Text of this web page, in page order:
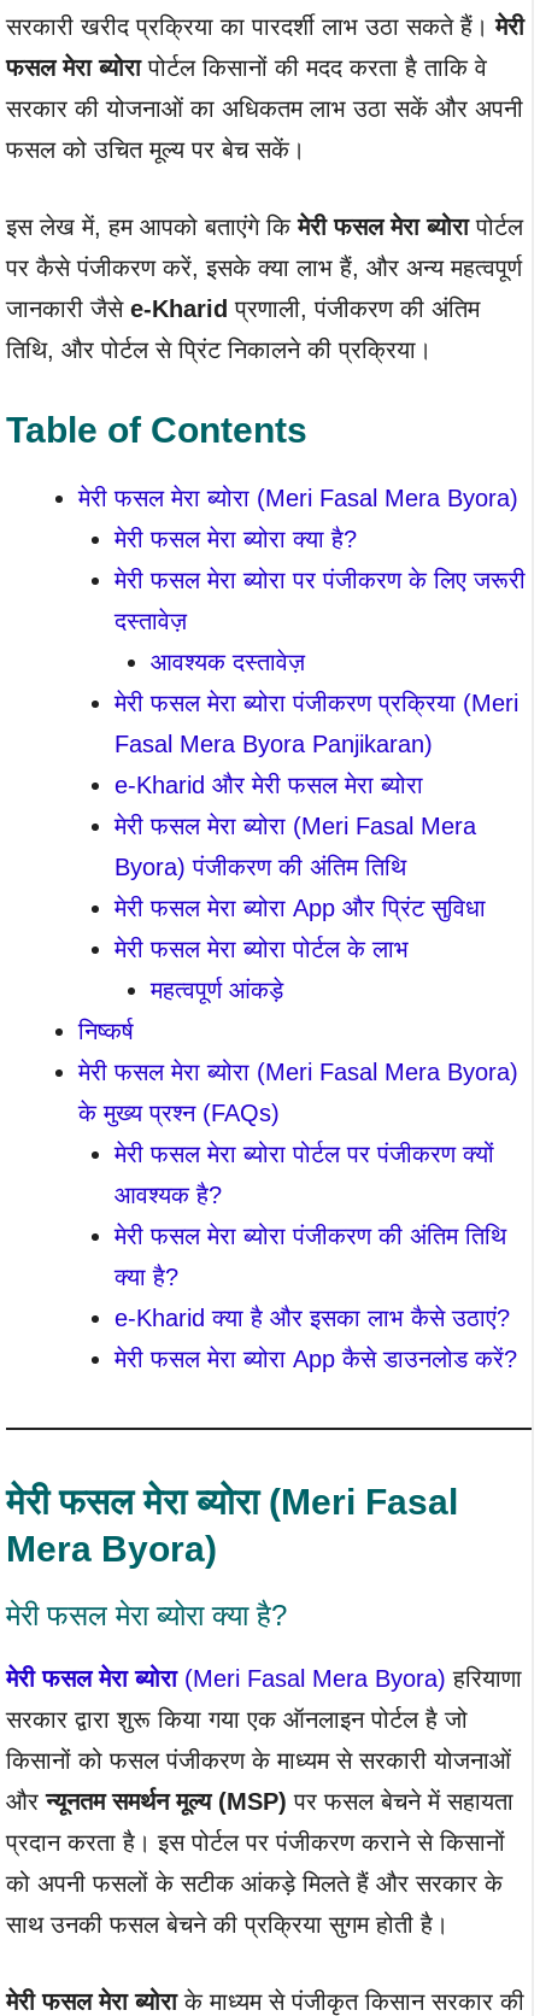
सरकारी खरीद प्रक्रिया का पारदर्शी लाभ उठा सकते हैं।मेरी
फसल मेरा ब्योरापोर्टल किसानों की मदद करता है ताकि वे
सरकार की योजनाओं का अधिकतम लाभ उठा सकें और अपनी
फसल को उचित मूल्य पर बेच सकें।
इस लेख में, हम आपको बताएंगे किमेरी फसल मेरा ब्योरापोर्टल
पर कैसे पंजीकरण करें, इसके क्या लाभ हैं, और अन्य महत्वपूर्ण
जानकारी जैसे e-Kharid प्रणाली, पंजीकरण की अंतिम
तिथि, और पोर्टल से प्रिंट निकालने की प्रक्रिया।
Table of Contents
मेरी फसल मेरा ब्योरा (Meri Fasal Mera Byora)
मेरी फसल मेरा ब्योरा क्या है?
मेरी फसल मेरा ब्योरा पर पंजीकरण के लिए जरूरी
दस्तावेज़
आवश्यक दस्तावेज़
मेरी फसल मेरा ब्योरा पंजीकरण प्रक्रिया (Meri
Fasal Mera Byora Panjikaran)
e-Kharid और मेरी फसल मेरा ब्योरा
मेरी फसल मेरा ब्योरा (Meri Fasal Mera
Byora) पंजीकरण की अंतिम तिथि
मेरी फसल मेरा ब्योरा App और प्रिंट सुविधा
मेरी फसल मेरा ब्योरा पोर्टल के लाभ
महत्वपूर्ण आंकड़े
निष्कर्ष
मेरी फसल मेरा ब्योरा (Meri Fasal Mera Byora)
के मुख्य प्रश्न (FAQs)
मेरी फसल मेरा ब्योरा पोर्टल पर पंजीकरण क्यों
आवश्यक है?
मेरी फसल मेरा ब्योरा पंजीकरण की अंतिम तिथि
क्या है?
e-Kharid क्या है और इसका लाभ कैसे उठाएं?
मेरी फसल मेरा ब्योरा App कैसे डाउनलोड करें?
मेरी फसल मेरा ब्योरा (Meri Fasal
Mera Byora)
मेरी फसल मेरा ब्योरा क्या है?
मेरी फसल मेरा ब्योरा(Meri Fasal Mera Byora) हरियाणा
सरकार द्वारा शुरू किया गया एक ऑनलाइन पोर्टल है जो
किसानों को फसल पंजीकरण के माध्यम से सरकारी योजनाओं
औरन्यूनतम समर्थन मूल्य (MSP) पर फसल बेचने में सहायता
प्रदान करता है। इस पोर्टल पर पंजीकरण कराने से किसानों
को अपनी फसलों के सटीक आंकड़े मिलते हैं और सरकार के
साथ उनकी फसल बेचने की प्रक्रिया सुगम होती है।
मेरी फसल मेरा ब्योराके माध्यम से पंजीकृत किसान सरकार की